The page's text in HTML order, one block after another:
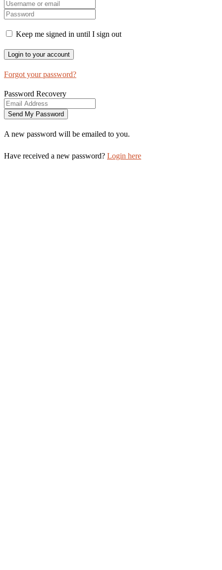
Keep me signed in until I sign out
Forgot your password?
Password Recovery
A new password will be emailed to you.
Have received a new password? Login here